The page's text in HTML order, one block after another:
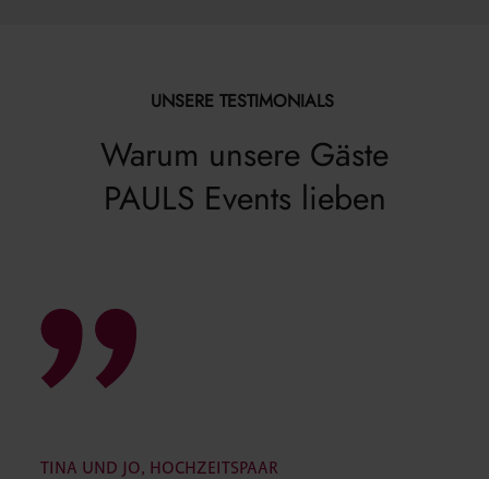
UNSERE TESTIMONIALS
Warum unsere Gäste
PAULS Events lieben
TINA UND JO, HOCHZEITSPAAR